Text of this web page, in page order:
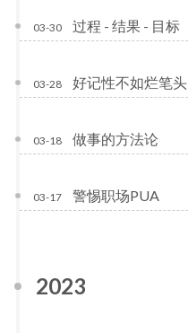
03-30 过程 - 结果 - 目标
03-28 好记性不如烂笔头
03-18 做事的方法论
03-17 警惕职场PUA
2023